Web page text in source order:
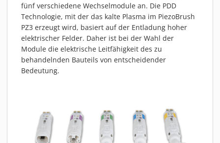
fünf verschiedene Wechselmodule an. Die PDD
Technologie, mit der das kalte Plasma im PiezoBrush
PZ3 erzeugt wird, basiert auf der Entladung hoher
elektrischer Felder. Daher ist bei der Wahl der
Module die elektrische Leitfähigkeit des zu
behandelnden Bauteils von entscheidender
Bedeutung.